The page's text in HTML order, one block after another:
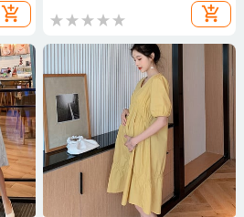
add_shopping_cart add_shopping_cart